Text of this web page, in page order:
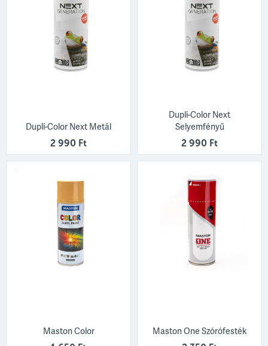
Dupli-Color Next Metál
2 990 Ft
Dupli-Color Next
Selyemfényű
2 990 Ft
Maston Color
Maston One Szórófesték